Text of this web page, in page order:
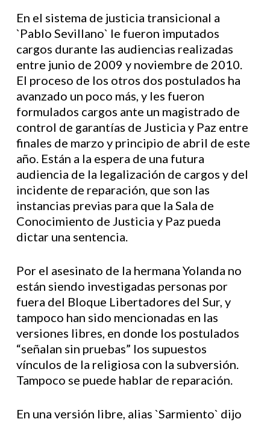
En el sistema de justicia transicional a
`Pablo Sevillano` le fueron imputados
cargos durante las audiencias realizadas
entre junio de 2009 y noviembre de 2010.
El proceso de los otros dos postulados ha
avanzado un poco más, y les fueron
formulados cargos ante un magistrado de
control de garantías de Justicia y Paz entre
finales de marzo y principio de abril de este
año. Están a la espera de una futura
audiencia de la legalización de cargos y del
incidente de reparación, que son las
instancias previas para que la Sala de
Conocimiento de Justicia y Paz pueda
dictar una sentencia.
Por el asesinato de la hermana Yolanda no
están siendo investigadas personas por
fuera del Bloque Libertadores del Sur, y
tampoco han sido mencionadas en las
versiones libres, en donde los postulados
“señalan sin pruebas” los supuestos
vínculos de la religiosa con la subversión.
Tampoco se puede hablar de reparación.
En una versión libre, alias `Sarmiento` dijo